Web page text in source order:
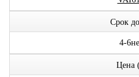
Срок
4-
Цена